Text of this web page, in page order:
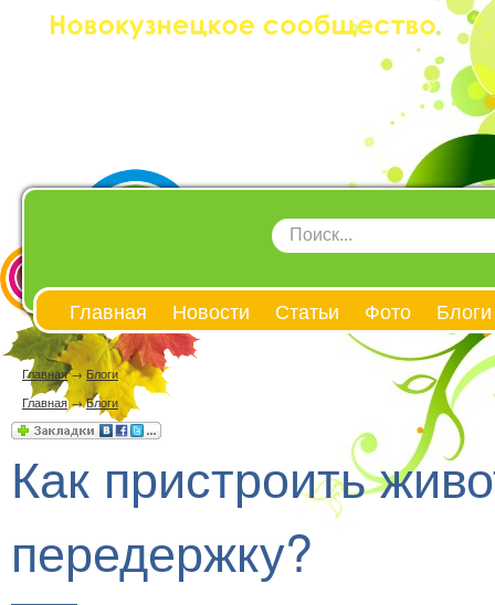
Главная Новости Статьи Фото Блоги
Главная→ Блоги
Главная→Блоги
Как пристроить
передержку?